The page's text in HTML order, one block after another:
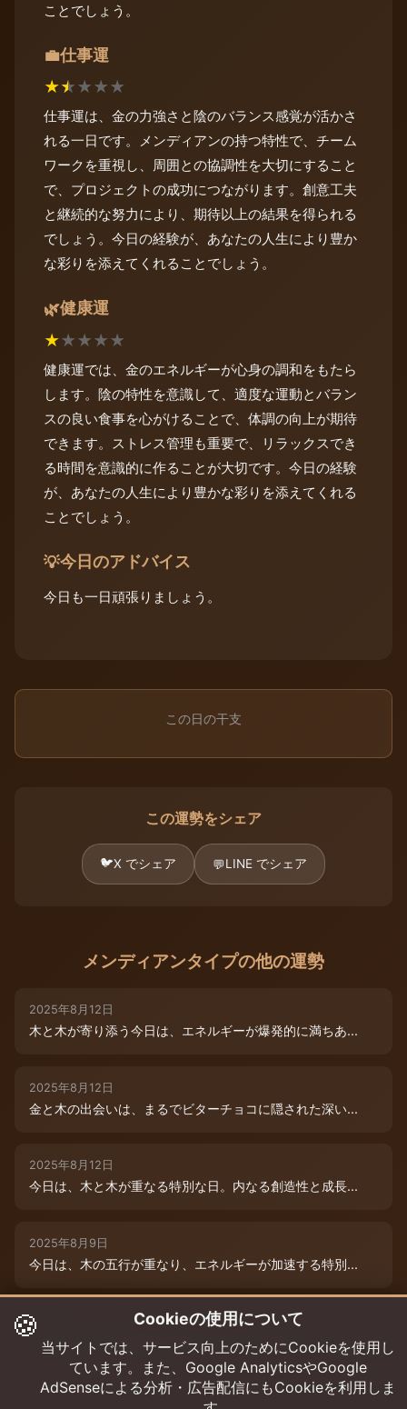
ことでしょう。
💼仕事運
★★★★★
仕事運は、金の力強さと陰のバランス感覚が活かさ
れる一日です。メンディアンの持つ特性で、チーム
ワークを重視し、周囲との協調性を大切にすること
で、プロジェクトの成功につながります。創意工夫
と継続的な努力により、期待以上の結果を得られる
でしょう。今日の経験が、あなたの人生により豊か
な彩りを添えてくれることでしょう。
🌿健康運
★★★★★
健康運では、金のエネルギーが心身の調和をもたら
します。陰の特性を意識して、適度な運動とバラン
スの良い食事を心がけることで、体調の向上が期待
できます。ストレス管理も重要で、リラックスでき
る時間を意識的に作ることが大切です。今日の経験
が、あなたの人生により豊かな彩りを添えてくれる
ことでしょう。
💡今日のアドバイス
今日も一日頑張りましょう。
この日の干支
この運勢をシェア
🐦X でシェア 💬LINE でシェア
メンディアンタイプの他の運勢
2025年8月12日
木と木が寄り添う今日は、エネルギーが爆発的に満ちあ...
2025年8月12日
金と木の出会いは、まるでビターチョコに隠された深い...
2025年8月12日
今日は、木と木が重なる特別な日。内なる創造性と成長...
2025年8月9日
今日は、木の五行が重なり、エネルギーが加速する特別...
2025年8月12日
本日は、金と木の微妙な相克エネルギーが流れています...
🍪 Cookieの使用について
当サイトでは、サービス向上のためにCookieを使用し
ています。また、Google AnalyticsやGoogle
AdSenseによる分析・広告配信にもCookieを利用しま